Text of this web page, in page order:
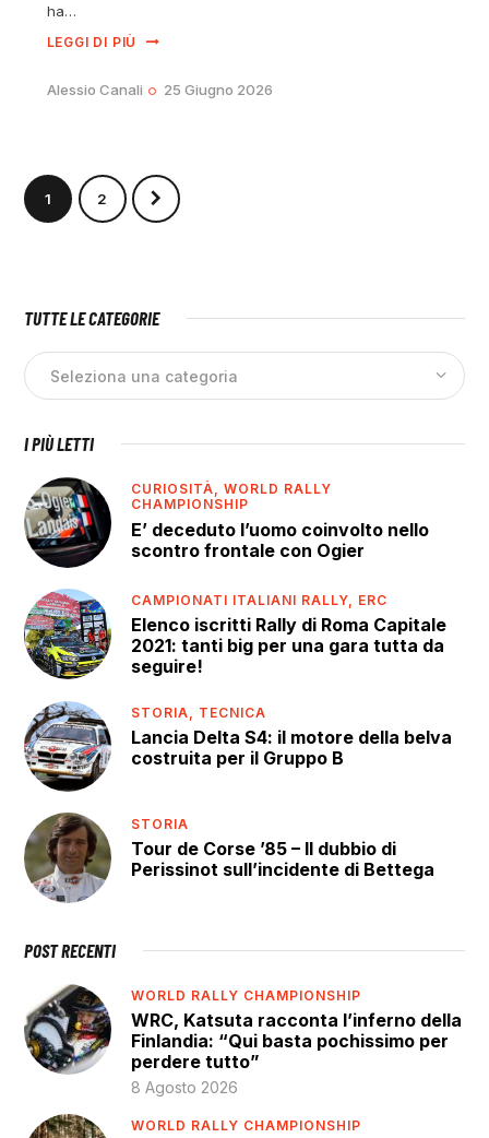
ha…
LEGGI DI PIÙ
Alessio Canali 25 Giugno 2026
1 2
>
TUTTE LE CATEGORIE
I PIÙ LETTI
CURIOSITÀ,WORLD RALLY
CHAMPIONSHIP
E’ deceduto l’uomo coinvolto nello
scontro frontale con Ogier
CAMPIONATI ITALIANI RALLY, ERC
Elenco iscritti Rally di Roma Capitale
2021: tanti big per una gara tutta da
seguire!
STORIA, TECNICA
Lancia Delta S4: il motore della belva
costruita per il Gruppo B
STORIA
Tour de Corse ’85 – Il dubbio di
Perissinot sull’incidente di Bettega
POST RECENTI
WORLD RALLY CHAMPIONSHIP
WRC, Katsuta racconta l’inferno della
Finlandia: “Qui basta pochissimo per
perdere tutto”
8 Agosto 2026
WORLD RALLY CHAMPIONSHIP